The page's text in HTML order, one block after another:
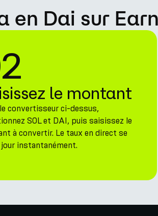
en Dai sur
le montant
convertisseur ci-dessus,
SOL et DAI, puis saisissez le
à convertir. Le taux en direct se
jour instantanément.